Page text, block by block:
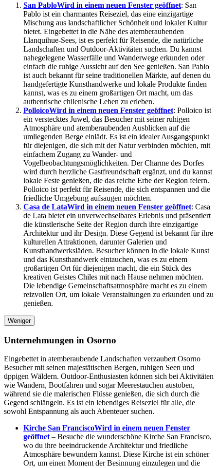
San PabloWird in einem neuen Fenster geöffnet: San
Pablo ist ein charmantes Reiseziel, das eine einzigartige
Mischung aus landschaftlicher Schönheit und lokaler Kultur
bietet. Eingebettet in die Nähe des atemberaubenden
Llanquihue-Sees, ist es perfekt für Reisende, die natürliche
Landschaften und Outdoor-Aktivitäten suchen. Du kannst
nahegelegene Wasserfälle und Wanderwege erkunden oder
einfach die ruhige Aussicht auf den See genießen. San Pablo
ist auch bekannt für seine traditionellen Märkte, auf denen du
handgefertigte Kunsthandwerke und lokale Produkte finden
kannst, was es zu einem großartigen Ort macht, um das
authentische chilenische Leben zu erleben.
PolloicoWird in einem neuen Fenster geöffnet: Polloico ist
ein verstecktes Juwel, das Besucher mit seiner ruhigen
Atmosphäre und atemberaubenden Ausblicken auf die
umliegenden Berge einlädt. Es ist ein idealer Ausgangspunkt
für diejenigen, die sich mit der Natur verbinden möchten, mit
einfachem Zugang zu Wander- und
Vogelbeobachtungsmöglichkeiten. Der Charme des Dorfes
wird durch herzliche Gastfreundschaft ergänzt, und du kannst
lokale Feste genießen, die das reiche Erbe der Region feiern.
Polloico ist perfekt für Reisende, die sich entspannen und die
friedliche Umgebung aufsaugen möchten.
Casa de LataWird in einem neuen Fenster geöffnet: Casa
de Lata bietet ein unverwechselbares Erlebnis und präsentiert
die künstlerische Seite der Region durch ihre einzigartige
Architektur und ihr Design. Diese Gegend ist bekannt für ihre
kulturellen Attraktionen, darunter Galerien und
Kunsthandwerksläden. Besucher können in die lokale Kunst
und das Kunsthandwerk eintauchen, was es zu einem
großartigen Ort für diejenigen macht, die ein Stück des
kreativen Geistes Chiles mit nach Hause nehmen möchten.
Die lebendige Gemeinschaftsatmosphäre macht es zu einem
reizvollen Ort, um lokale Veranstaltungen zu erkunden und zu
genießen.
Weniger
Unternehmungen in Osorno
Eingebettet in atemberaubende Landschaften verzaubert Osorno
Besucher mit seinen majestätischen Bergen, ruhigen Seen und
üppigen Wäldern. Outdoor-Enthusiasten können sich bei Aktivitäten
wie Wandern, Bootfahren und sogar Meerestauchen austoben,
während sie die malerischen Flüsse genießen, die sich durch die
Gegend schlängeln. Es ist ein lebendiges Reiseziel für alle, die
sowohl Entspannung als auch Abenteuer suchen.
Kirche San FranciscoWird in einem neuen Fenster
geöffnet– Besuche die wunderschöne Kirche San Francisco,
wo du ihre beeindruckende Architektur und friedliche
Atmosphäre bewundern kannst. Diese Kirche ist ein schöner
Ort, um einen Moment der Besinnung einzulegen und die